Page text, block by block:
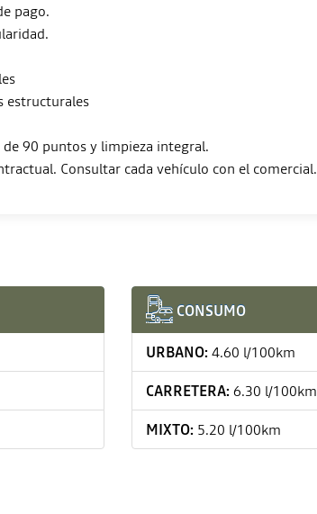
pago.
estructurales
90 puntos y limpieza integral.
CONSUMO
URBANO:4.60 l/100km
CARRETERA:6.30 l/100km
MIXTO: 5.20 l/100km